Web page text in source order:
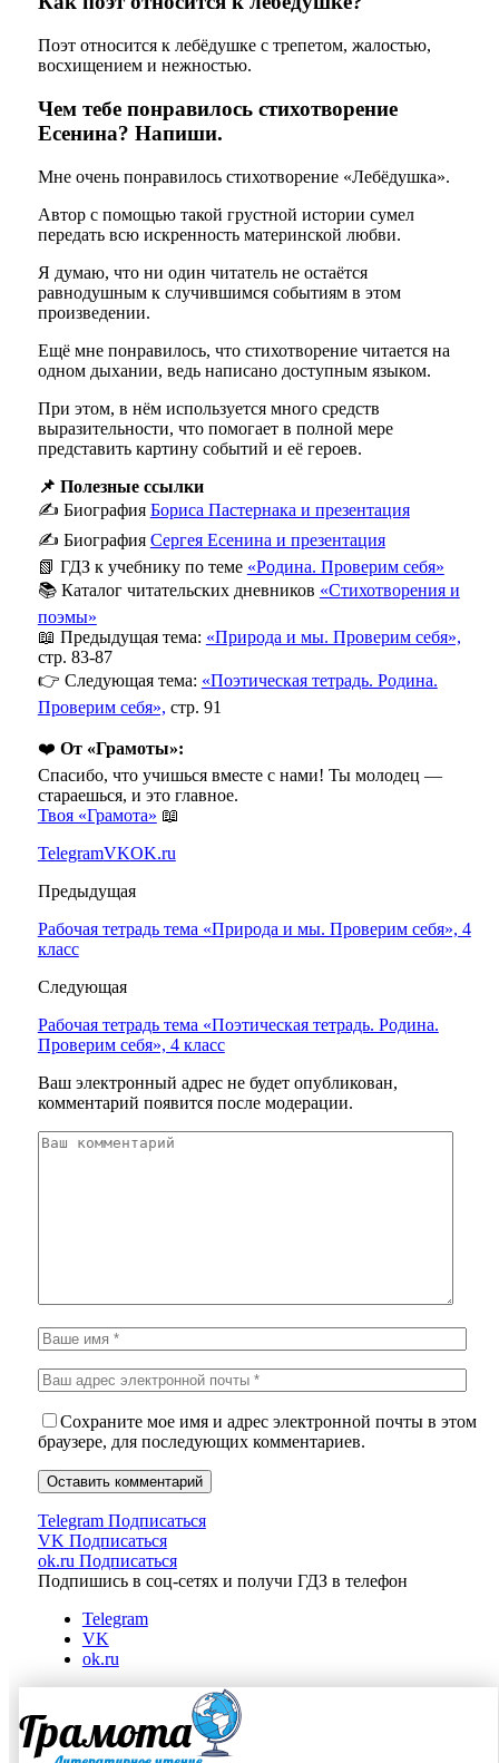
Поэт относится к лебёдушке с трепетом, жалостью,
восхищением и нежностью.
Чем тебе понравилось стихотворение
Есенина? Напиши.
Мне очень понравилось стихотворение «Лебёдушка».
Автор с помощью такой грустной истории сумел
передать всю искренность материнской любви.
Я думаю, что ни один читатель не остаётся
равнодушным к случившимся событиям в этом
произведении.
Ещё мне понравилось, что стихотворение читается на
одном дыхании, ведь написано доступным языком.
При этом, в нём используется много средств
выразительности, что помогает в полной мере
представить картину событий и её героев.
📌 Полезные ссылки
✍️ Биография Бориса Пастернака и презентация
✍️ Биография Сергея Есенина и презентация
📗 ГДЗ к учебнику по теме «Родина. Проверим себя»
📚 Каталог читательских дневников «Стихотворения и
поэмы»
📖 Предыдущая тема: «Природа и мы. Проверим себя»,
стр. 83-87
👉 Следующая тема: «Поэтическая тетрадь. Родина.
Проверим себя», стр. 91
❤️ От «Грамоты»:
Спасибо, что учишься вместе с нами! Ты молодец —
стараешься, и это главное.
Твоя «Грамота» 📖
TelegramVKOK.ru
Предыдущая
Рабочая тетрадь тема «Природа и мы. Проверим себя», 4
класс
Следующая
Рабочая тетрадь тема «Поэтическая тетрадь. Родина.
Проверим себя», 4 класс
Ваш электронный адрес не будет опубликован,
комментарий появится после модерации.
Сохраните мое имя и адрес электронной почты в этом
браузере, для последующих комментариев.
Telegram Подписаться
VK Подписаться
ok.ru Подписаться
Подпишись в соц-сетях и получи ГДЗ в телефон
Telegram
VK
ok.ru